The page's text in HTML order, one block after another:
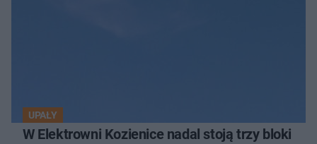
UPAŁY
W Elektrowni Kozienice nadal stoją trzy bloki